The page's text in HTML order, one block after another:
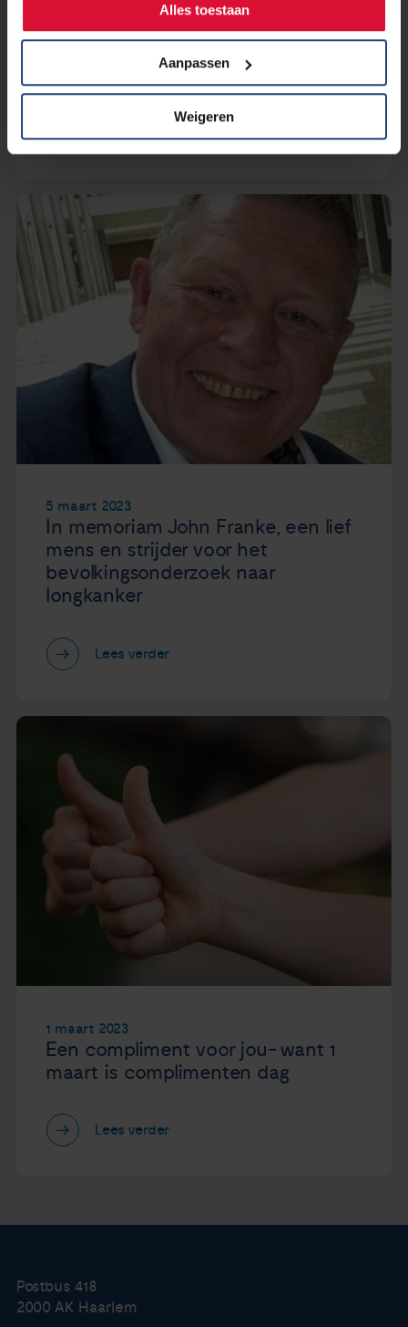
Alles toestaan
Aanpassen
Weigeren
Wat Longkanker Nederland doet
voor mensen met thymomen en
thymuskanker
5 maart 2023
In memoriam John Franke, een lief
mens en strijder voor het
bevolkingsonderzoek naar
longkanker
Lees verder
1 maart 2023
Een compliment voor jou- want 1
maart is complimenten dag
Lees verder
Postbus 418
2000 AK Haarlem